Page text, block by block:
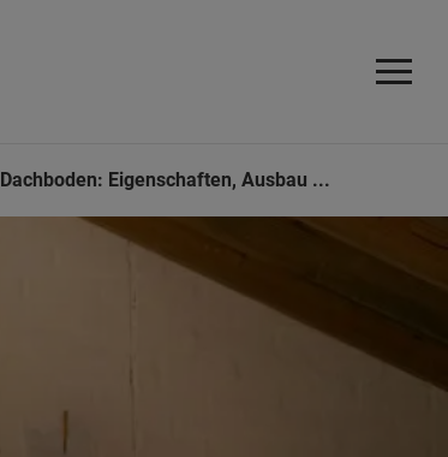
Dachboden: Eigenschaften, Ausbau ...